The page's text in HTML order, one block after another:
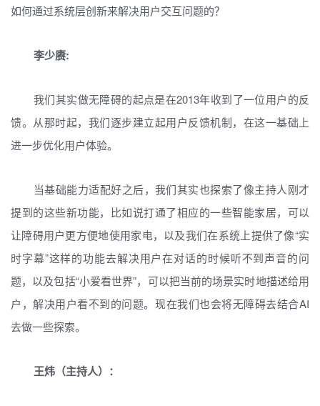
如何通过系统层创新来解决用户交互问题的？
李少赓:
我们其实做无障碍的起点是在2013年收到了一位用户的反
馈。从那时起，我们逐步建立起用户反馈机制，在这一基础上
进一步优化用户体验。
当基础能力适配好之后，我们其实也探索了像主持人刚才
提到的这些新功能，比如说打通了相应的一些智能家居，可以
让障碍用户更方便地使用家电，以及我们在系统上提供了像“实
时字幕”这样的功能去解决用户在对话的时候听不到声音的问
题，以及包括“小爱看世界”，可以把当前的场景实时地描述给用
户，解决用户看不到的问题。现在我们也会将无障碍去结合AI
去做一些探索。
王炜（主持人）：